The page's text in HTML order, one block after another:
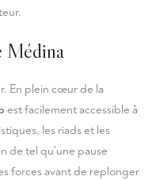
Médina
En plein cœur de la
est facilement accessible à
les riads et les
de tel qu'une pause
forces avant de replonger